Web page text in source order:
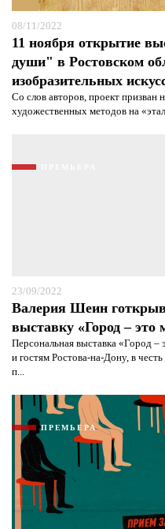
08/11/2022
11 ноября открытие
души" в Ростовском
изобразительных
Со слов авторов, проект призван
художественных методов на
23/09/2022
Валерия Шеин
выставку «Город – это
Персональная выставка «Город
и гостям Ростова-на-Дону, в
п...
ПРЕМЬЕРА